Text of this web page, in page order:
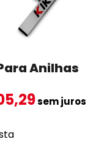
Anilhas
sem juros